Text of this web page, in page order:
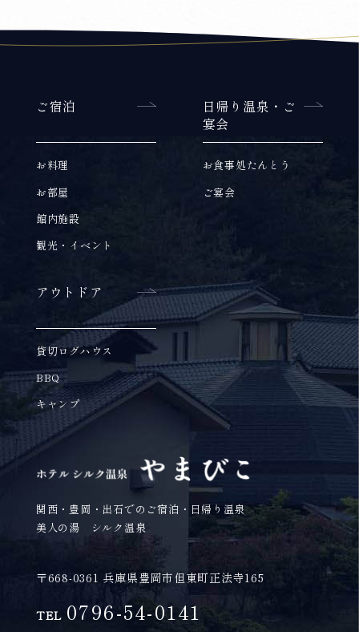
ご宿泊
お料理
お部屋
館内施設
観光・イベント
日帰り温泉・ご
宴会
お食事処たんとう
ご宴会
アウトドア
貸切ログハウス
BBQ
キャンプ
関西・豊岡・出石でのご宿泊・日帰り温泉
美人の湯 シルク温泉
〒668-0361 兵庫県豊岡市但東町正法寺165
TEL 0796-54-0141